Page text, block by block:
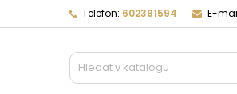
Telefon: 602391594 E-